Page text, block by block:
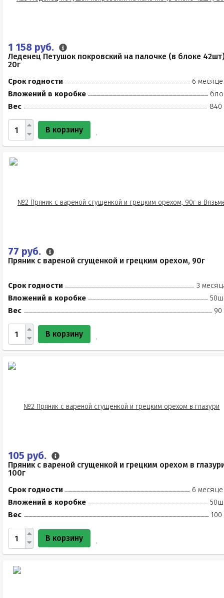
1 158 руб.
Леденец Петушок покровский на палочке (в блоке
20г
Срок годности
6
Вложений в коробке
Вес
840
В корзину
77 руб.
Пряник с вареной сгущенкой и грецким орехом, 90г
Срок годности
3
Вложений в коробке
Вес
90
В корзину
105 руб.
Пряник с вареной сгущенкой и грецким орехом в
100г
Срок годности
6
Вложений в коробке
Вес
100
В корзину